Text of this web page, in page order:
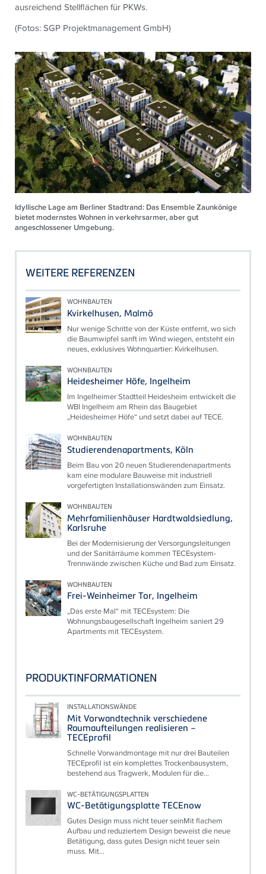
ausreichend Stellflächen für PKWs.
(Fotos: SGP Projektmanagement GmbH)
Idyllische Lage am Berliner Stadtrand: Das Ensemble Zaunkönige
bietet modernstes Wohnen in verkehrsarmer, aber gut
angeschlossener Umgebung.
WEITERE REFERENZEN
WOHNBAUTEN
Kvirkelhusen, Malmö
Nur wenige Schritte von der Küste entfernt, wo sich
die Baumwipfel sanft im Wind wiegen, entsteht ein
neues, exklusives Wohnquartier: Kvirkelhusen.
WOHNBAUTEN
Heidesheimer Höfe, Ingelheim
Im Ingelheimer Stadtteil Heidesheim entwickelt die
WBI Ingelheim am Rhein das Baugebiet
„Heidesheimer Höfe“ und setzt dabei auf TECE.
WOHNBAUTEN
Studierendenapartments, Köln
Beim Bau von 20 neuen Studierendenapartments
kam eine modulare Bauweise mit industriell
vorgefertigten Installationswänden zum Einsatz.
WOHNBAUTEN
Mehrfamilienhäuser Hardtwaldsiedlung,
Karlsruhe
Bei der Modernisierung der Versorgungsleitungen
und der Sanitärräume kommen TECEsystem-
Trennwände zwischen Küche und Bad zum Einsatz.
WOHNBAUTEN
Frei-Weinheimer Tor, Ingelheim
„Das erste Mal“ mit TECEsystem: Die
Wohnungsbaugesellschaft Ingelheim saniert 29
Apartments mit TECEsystem.
PRODUKTINFORMATIONEN
INSTALLATIONSWÄNDE
Mit Vorwandtechnik verschiedene
Raumaufteilungen realisieren –
TECEprofil
Schnelle Vorwandmontage mit nur drei Bauteilen
TECEprofil ist ein komplettes Trockenbausystem,
bestehend aus Tragwerk, Modulen für die...
WC-BETÄTIGUNGSPLATTEN
WC-Betätigungsplatte TECEnow
Gutes Design muss nicht teuer seinMit flachem
Aufbau und reduziertem Design beweist die neue
Betätigung, dass gutes Design nicht teuer sein
muss. Mit...